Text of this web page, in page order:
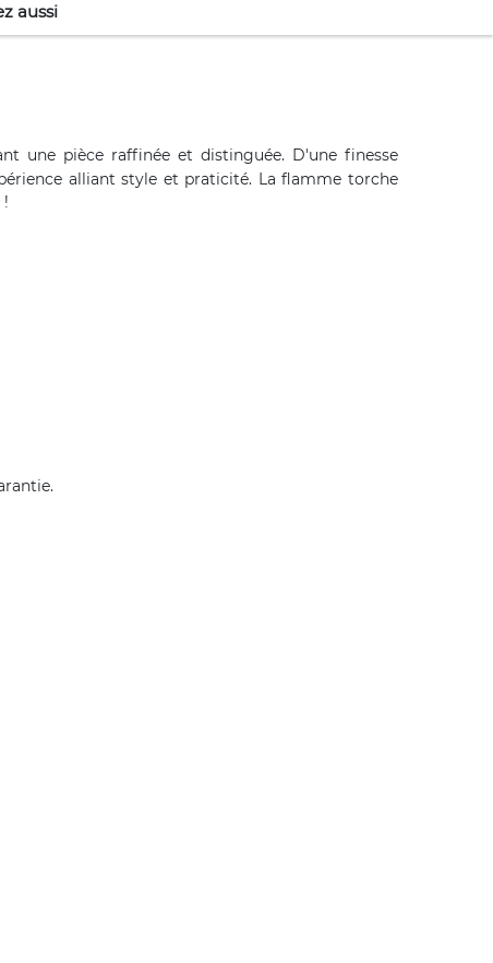
aussi
une pièce raffinée et distinguée. D'une finesse
alliant style et praticité. La flamme torche